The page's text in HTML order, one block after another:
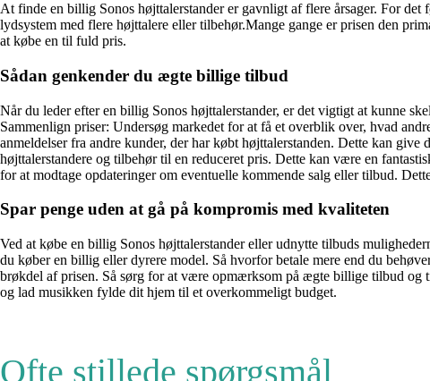
At finde en billig Sonos højttalerstander er gavnligt af flere årsager. For
lydsystem med flere højttalere eller tilbehør.Mange gange er prisen den
at købe en til fuld pris.
Sådan genkender du ægte billige tilbud
Når du leder efter en billig Sonos højttalerstander, er det vigtigt at kunne
Sammenlign priser: Undersøg markedet for at få et overblik over, hvad
anmeldelser fra andre kunder, der har købt højttalerstanden. Dette kan
højttalerstandere og tilbehør til en reduceret pris. Dette kan være en
for at modtage opdateringer om eventuelle kommende salg eller tilbud.
Spar penge uden at gå på kompromis med kvaliteten
Ved at købe en billig Sonos højttalerstander eller udnytte tilbuds
du køber en billig eller dyrere model. Så hvorfor betale mere end du
brøkdel af prisen. Så sørg for at være opmærksom på ægte billige tilbud
og lad musikken fylde dit hjem til et overkommeligt budget.
Ofte stillede spørgsmål